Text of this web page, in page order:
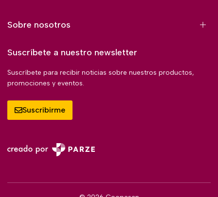
Sobre nosotros
Suscríbete a nuestro newsletter
Suscríbete para recibir noticias sobre nuestros productos,
promociones y eventos.
Suscribirme